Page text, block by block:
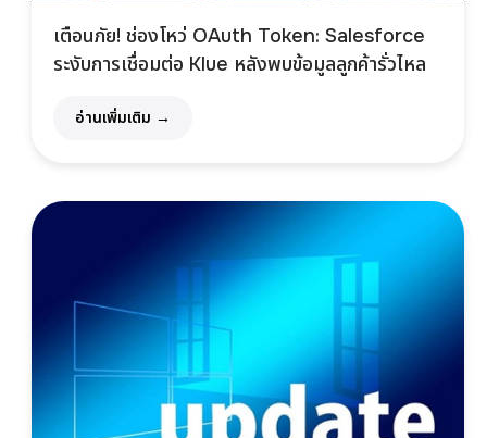
เตือนภัย! ช่องโหว่ OAuth Token: Salesforce
ระงับการเชื่อมต่อ Klue หลังพบข้อมูลลูกค้ารั่วไหล
อ่านเพิ่มเติม →